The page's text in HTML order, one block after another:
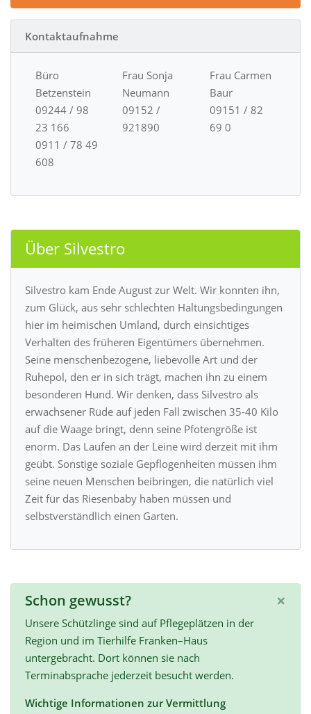
Kontaktaufnahme
Büro
Betzenstein
09244 / 98
23 166
0911 / 78 49
608
Frau Sonja
Neumann
09152 /
921890
Frau Carmen
Baur
09151 / 82
69 0
Über Silvestro
Silvestro kam Ende August zur Welt. Wir konnten ihn,
zum Glück, aus sehr schlechten Haltungsbedingungen
hier im heimischen Umland, durch einsichtiges
Verhalten des früheren Eigentümers übernehmen.
Seine menschenbezogene, liebevolle Art und der
Ruhepol, den er in sich trägt, machen ihn zu einem
besonderen Hund. Wir denken, dass Silvestro als
erwachsener Rüde auf jeden Fall zwischen 35-40 Kilo
auf die Waage bringt, denn seine Pfotengröße ist
enorm. Das Laufen an der Leine wird derzeit mit ihm
geübt. Sonstige soziale Gepflogenheiten müssen ihm
seine neuen Menschen beibringen, die natürlich viel
Zeit für das Riesenbaby haben müssen und
selbstverständlich einen Garten.
×
Schon gewusst?
Unsere Schützlinge sind auf Pflegeplätzen in der
Region und im Tierhilfe Franken–Haus
untergebracht. Dort können sie nach
Terminabsprache jederzeit besucht werden.
Wichtige Informationen zur Vermittlung